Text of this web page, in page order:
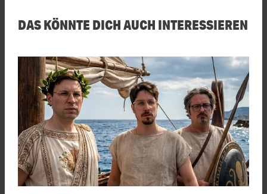
DAS KÖNNTE DICH AUCH INTERESSIEREN